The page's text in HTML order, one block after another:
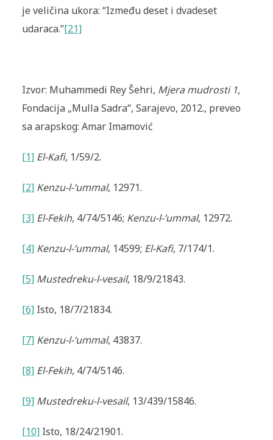
je veličina ukora: “Između deset i dvadeset
udaraca.”[21]
Izvor: Muhammedi Rey Šehri, Mjera mudrosti 1,
Fondacija „Mulla Sadra“, Sarajevo, 2012., preveo
sa arapskog: Amar Imamović
[1] El-Kafi, 1/59/2.
[2] Kenzu-l-‘ummal, 12971.
[3] El-Fekih, 4/74/5146; Kenzu-l-‘ummal, 12972.
[4] Kenzu-l-‘ummal, 14599; El-Kafi, 7/174/1.
[5] Mustedreku-l-vesail, 18/9/21843.
[6]Isto, 18/7/21834.
[7] Kenzu-l-‘ummal, 43837.
[8] El-Fekih, 4/74/5146.
[9] Mustedreku-l-vesail, 13/439/15846.
[10]Isto, 18/24/21901.